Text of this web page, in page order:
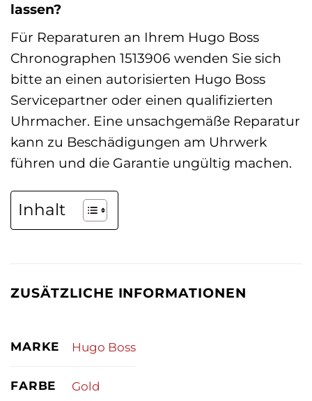
lassen?
Für Reparaturen an Ihrem Hugo Boss
Chronographen 1513906 wenden Sie sich
bitte an einen autorisierten Hugo Boss
Servicepartner oder einen qualifizierten
Uhrmacher. Eine unsachgemäße Reparatur
kann zu Beschädigungen am Uhrwerk
führen und die Garantie ungültig machen.
Inhalt
ZUSÄTZLICHE INFORMATIONEN
MARKE Hugo Boss
FARBE Gold